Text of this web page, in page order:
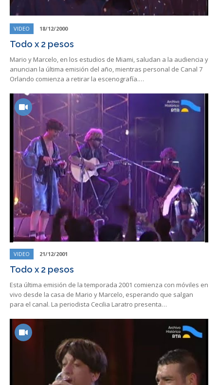
VIDEO 18/12/2000
Todo x 2 pesos
Mario y Marcelo, en los estudios de Miami, saludan a la audiencia y
anuncian la última emisión del año, mientras personal de Canal 7
Orlando comienza a retirar la escenografía.…
VIDEO 21/12/2001
Todo x 2 pesos
Esta última emisión de la temporada 2001 comienza con móviles en
vivo desde la casa de Mario y Marcelo, esperando que salgan
para el canal. La periodista Cecilia Laratro presenta…